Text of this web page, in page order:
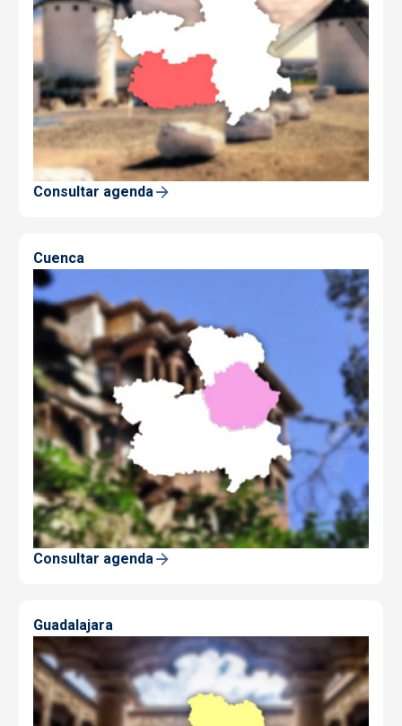
Consultar agenda
Cuenca
Consultar agenda
Guadalajara